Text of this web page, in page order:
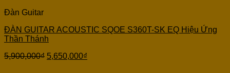
Đàn Guitar
ĐÀN GUITAR ACOUSTIC SQOE S360T-SK EQ Hiệu Ứng
Thần Thánh
5,900,000₫ 5,650,000₫